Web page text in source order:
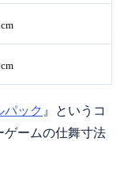
パック 』というコ
ゲームの仕舞寸法